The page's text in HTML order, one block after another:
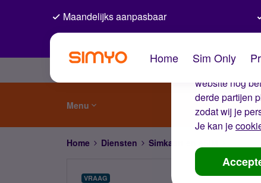
De
Wij gebruiken
website nog
derde partijen
zodat wij je
Je kan je
Maandelijks aanpasbaar
Home Sim Only
Menu
Home Diensten Simkaart en eSIM
VRAAG